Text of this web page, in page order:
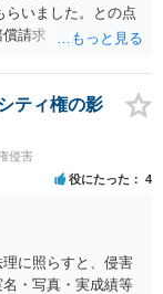
らいました。との点
請求（共同不法行
のことでその分の
われています。」で
損害額で争っても
ティ権の影
侵害
役にたった 4
に照らすと、侵害
・写真・実成績等